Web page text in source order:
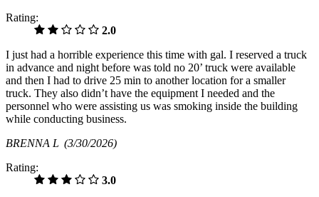
Rating:
2.0
I just had a horrible experience this time with gal. I reserved a truck
in advance and night before was told no 20’ truck were available
and then I had to drive 25 min to another location for a smaller
truck. They also didn’t have the equipment I needed and the
personnel who were assisting us was smoking inside the building
while conducting business.
BRENNA L (3/30/2026)
Rating:
3.0